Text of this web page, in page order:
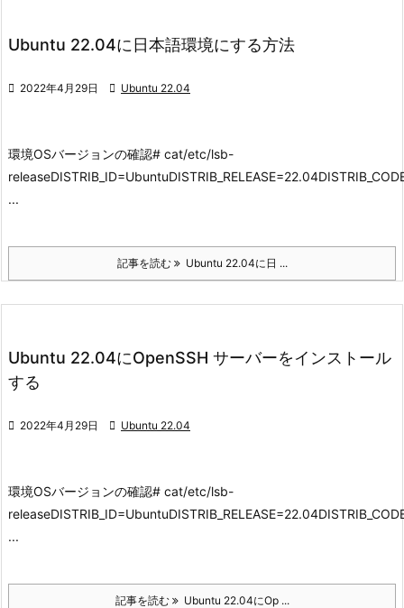
Ubuntu 22.04に日本語環境にする方法
 2022年4月29日  Ubuntu 22.04
環境OSバージョンの確認# cat/etc/lsb-
...
記事を読む Ubuntu 22.04に日 ...
Ubuntu 22.04にOpenSSH サーバーをインストール
する
 2022年4月29日  Ubuntu 22.04
環境OSバージョンの確認# cat/etc/lsb-
...
記事を読む Ubuntu 22.04にOp ...